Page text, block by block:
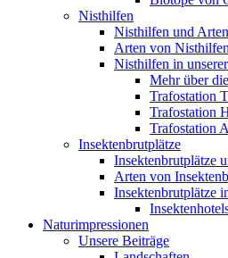
Nisthilfen
Nisthilfen und
Arten von Nisthilfen
Nisthilfen in
Mehr über
Trafostation
Trafostation
Trafostation
Insektenbrutplätze
Insektenbrutplätze
Arten von
Insektenbrutplätze
Naturimpressionen
Unsere Beiträge